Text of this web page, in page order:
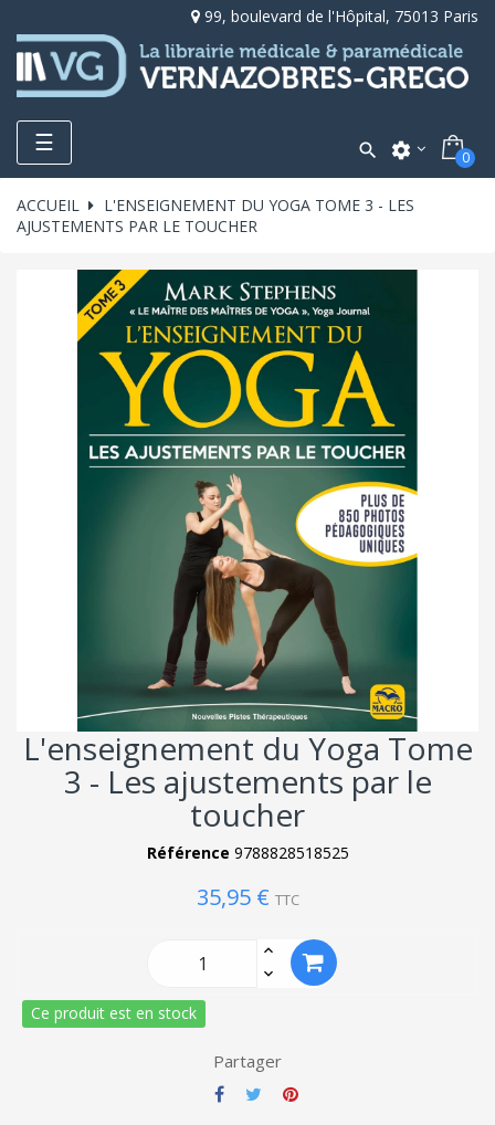
99, boulevard de l'Hôpital, 75013 Paris
Toggle
navigation
☰  settings 0
ACCUEIL
L'ENSEIGNEMENT DU YOGA TOME 3 - LES
AJUSTEMENTS PAR LE TOUCHER
L'enseignement du Yoga Tome
3 - Les ajustements par le
toucher
Référence 9788828518525
35,95 € TTC
Ce produit est en stock
Partager